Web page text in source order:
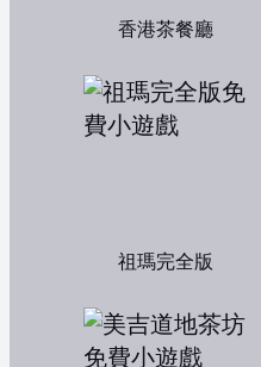
香港茶餐廳
祖瑪完全版